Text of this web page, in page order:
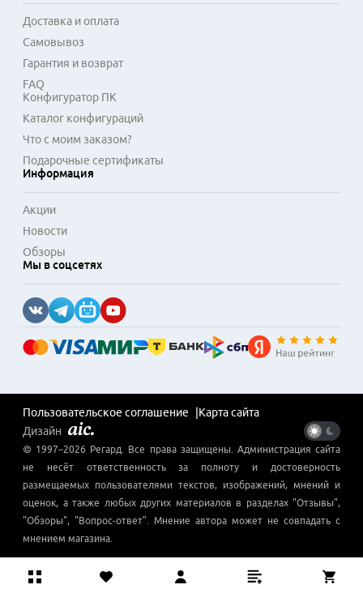
Доставка и оплата
Самовывоз
Гарантия и возврат
FAQ
Конфигуратор ПК
Каталог конфигураций
Что с моим заказом?
Подарочные сертификаты
Информация
Акции
Новости
Обзоры
Мы в соцсетях
Пользовательское соглашение
Карта сайта
Дизайн
© 1997–2026 Регард . Все права защищены. Администрация сайта
не несёт ответственность за полноту и достоверность
размещаемых пользователями текстов, изображений, мнений и
оценок, а также любых других материалов в разделах "Отзывы",
"Обзоры", "Вопрос-ответ". Мнение автора может не совпадать с
мнением магазина.